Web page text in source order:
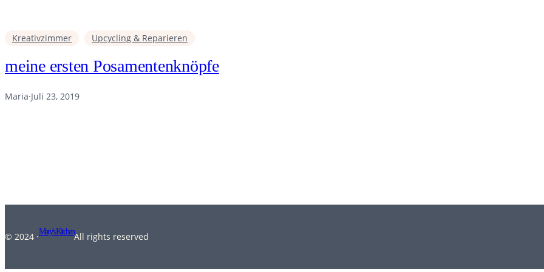
Kreativzimmer Upcycling & Reparieren
meine ersten Posamentenknöpfe
Maria·Juli 23, 2019
© 2024 ·Mary's KitchenAll rights reserved